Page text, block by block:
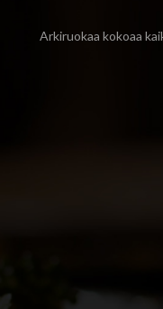
Arkiruokaa kokoaa